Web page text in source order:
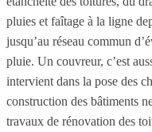
pluies et faîtage à la ligne
jusqu’au réseau commun
pluie. Un couvreur, c’est
intervient dans la pose des
construction des bâtiments
travaux de rénovation des